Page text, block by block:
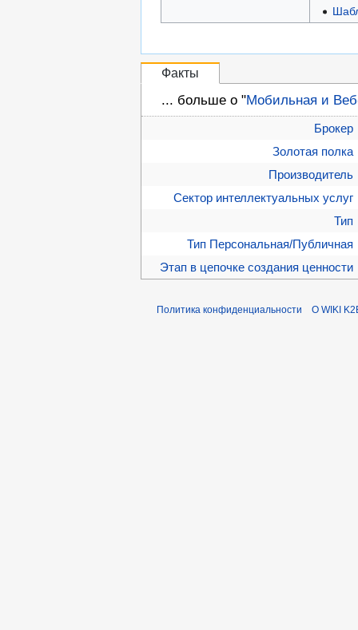
Факты
... больше о "Мобильная и
Брокер
Золотая полка
Производитель
Сектор интеллектуальных услуг
Тип
Тип Персональная/Публичная
Этап в цепочке создания ценности
Политика конфиденциальности О WIKI